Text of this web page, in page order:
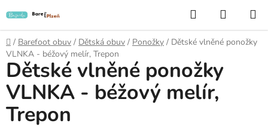
na
obsah
Hledat
KOŠÍK
Domů
/ Barefoot obuv / Dětská obuv / Ponožky / Dětské vlněné ponožky
VLNKA - béžový melír, Trepon
Dětské vlněné ponožky
VLNKA - béžový melír,
Trepon